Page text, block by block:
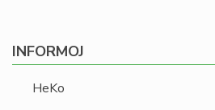
INFORMOJ
HeKo